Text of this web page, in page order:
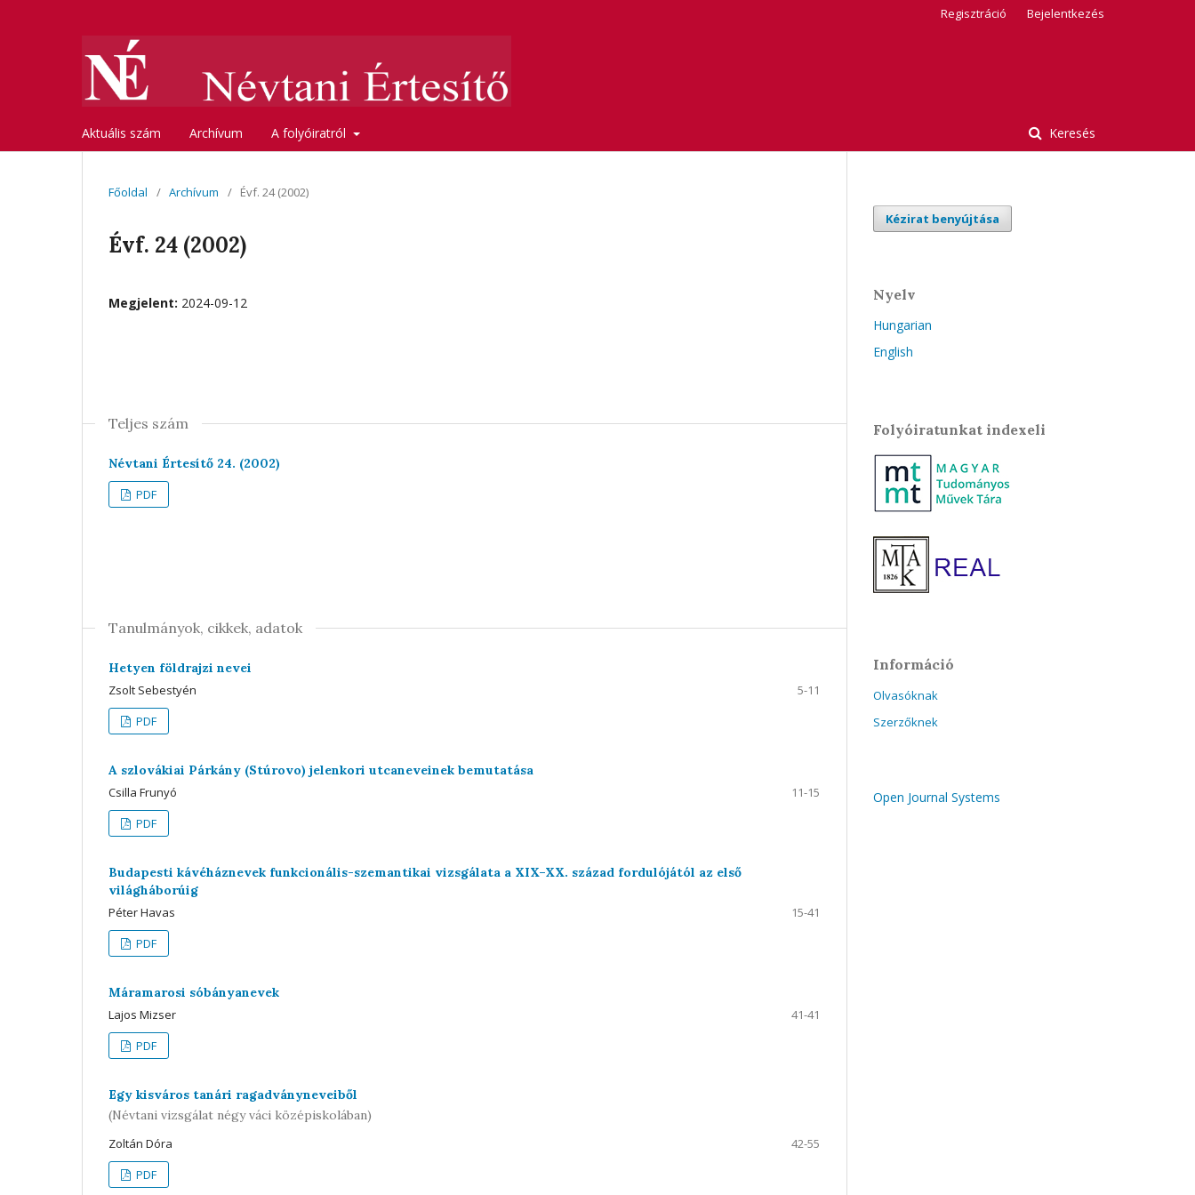
Aktuális szám Archívum A folyóiratról Keresés
Regisztráció Bejelentkezés
Főoldal / Archívum / Évf. 24 (2002)
Évf. 24 (2002)
Megjelent: 2024-09-12
Teljes szám
Névtani Értesítő 24. (2002)
PDF
Tanulmányok, cikkek, adatok
Hetyen földrajzi nevei
Zsolt Sebestyén
5-11
PDF
A szlovákiai Párkány (Stúrovo) jelenkori utcaneveinek bemutatása
Csilla Frunyó
11-15
PDF
Budapesti kávéháznevek funkcionális-szemantikai vizsgálata a XIX–XX. század fordulójától az első
világháborúig
Péter Havas
15-41
PDF
Máramarosi sóbányanevek
Lajos Mizser
41-41
PDF
Egy kisváros tanári ragadványneveiből
(Névtani vizsgálat négy váci középiskolában)
Zoltán Dóra
42-55
PDF
Kézirat benyújtása
Nyelv
Hungarian
English
Folyóiratunkat indexeli
Információ
Olvasóknak
Szerzőknek
Open Journal Systems